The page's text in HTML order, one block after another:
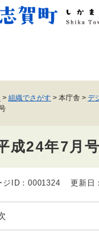
メニューを飛ばして本文
> 組織でさがす > 本庁舎 > デ
成24年7月号
ジID：0001324 更新日